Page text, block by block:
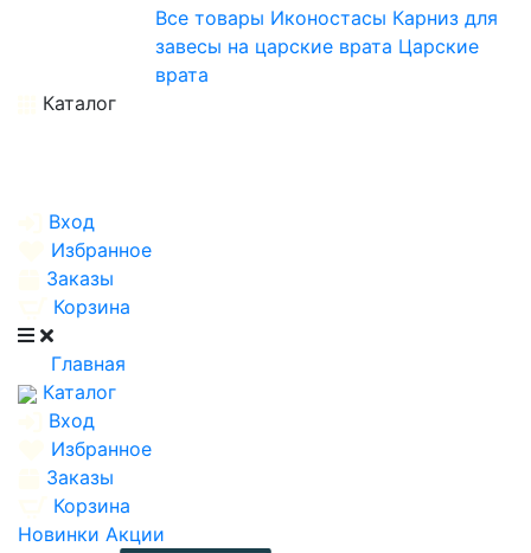
Все товары Иконостасы Карниз для
завесы на царские врата Царские
врата
Каталог
Вход
Избранное
Заказы
Корзина
Главная
Каталог
Вход
Избранное
Заказы
Корзина
Новинки Акции